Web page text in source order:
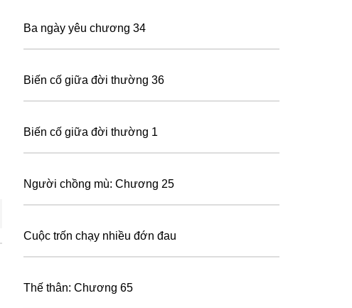
Ba ngày yêu chương 34
Biến cố giữa đời thường 36
Biến cố giữa đời thường 1
Người chồng mù: Chương 25
Cuộc trốn chạy nhiều đớn đau
Thế thân: Chương 65